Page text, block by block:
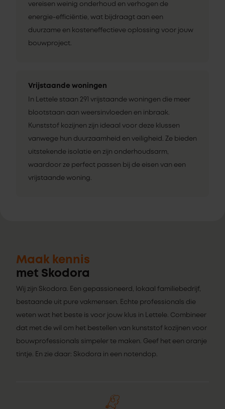
vereisen weinig onderhoud en verhogen de
energie-efficiëntie, wat bijdraagt aan een
duurzame en kosteneffectieve oplossing voor jouw
bouwproject.
Vrijstaande woningen
In Lettele staan 291 vrijstaande woningen die meer
blootstaan aan weersinvloeden en inbraak.
Kunststof kozijnen zijn ideaal voor deze klussen
vanwege hun duurzaamheid en veiligheid. Ze bieden
uitstekende isolatie en zijn onderhoudsarm,
waardoor ze perfect passen bij de eisen van een
vrijstaande woning.
Maak kennis
met Skodora
Wij zijn Skodora. Een gepassioneerd, lokaal familiebedrijf,
bestaande uit pure vakmensen. Echte professionals die
weten wat het beste is voor jouw klus in Lettele. Combineer
dat met de wil om het bestellen van kunststof kozijnen voor
bouwprofessionals simpeler te maken. Geef het een oranje
tintje. En zie daar: Skodora in een notendop.